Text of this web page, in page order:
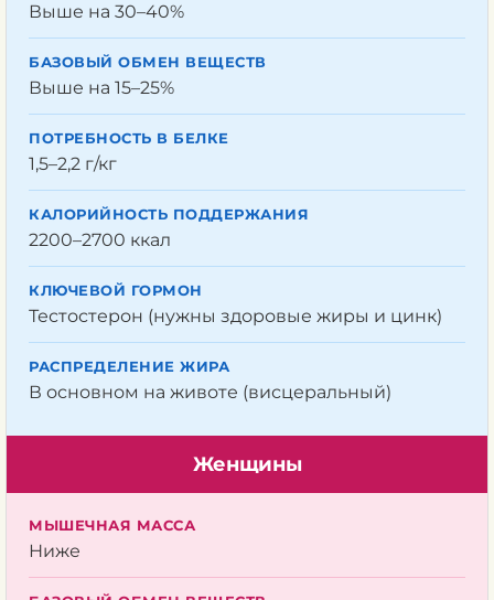
Выше на 30–40%
БАЗОВЫЙ ОБМЕН ВЕЩЕСТВ
Выше на 15–25%
ПОТРЕБНОСТЬ В БЕЛКЕ
1,5–2,2 г/кг
КАЛОРИЙНОСТЬ ПОДДЕРЖАНИЯ
2200–2700 ккал
КЛЮЧЕВОЙ ГОРМОН
Тестостерон (нужны здоровые жиры и цинк)
РАСПРЕДЕЛЕНИЕ ЖИРА
В основном на животе (висцеральный)
Женщины
МЫШЕЧНАЯ МАССА
Ниже